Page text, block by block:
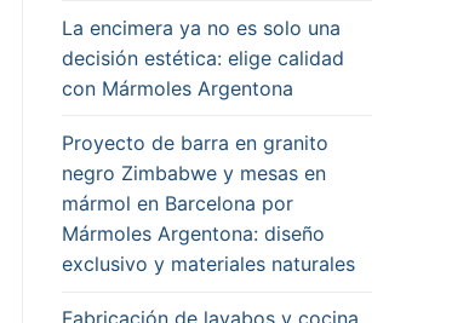
La encimera ya no es solo una
decisión estética: elige calidad
con Mármoles Argentona
Proyecto de barra en granito
negro Zimbabwe y mesas en
mármol en Barcelona por
Mármoles Argentona: diseño
exclusivo y materiales naturales